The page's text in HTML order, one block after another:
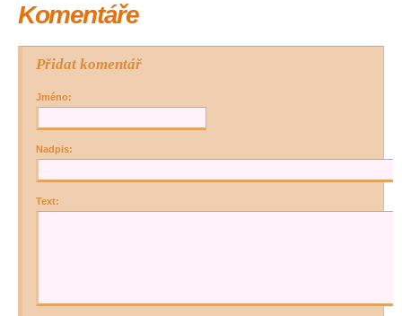
Komentáře
Přidat komentář
Jméno:
Nadpis:
Text: